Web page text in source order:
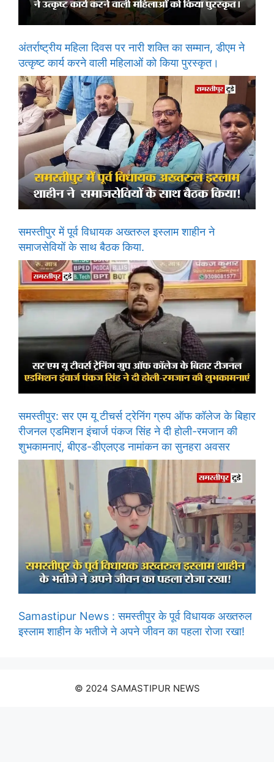
अंतर्राष्ट्रीय महिला दिवस पर नारी शक्ति का सम्मान, डीएम ने
उत्कृष्ट कार्य करने वाली महिलाओं को किया पुरस्कृत।
समस्तीपुर में पूर्व विधायक अख्तरुल इस्लाम शाहीन ने
समाजसेवियों के साथ बैठक किया.
समस्तीपुर: सर एम यू टीचर्स ट्रेनिंग ग्रुप ऑफ कॉलेज के बिहार
रीजनल एडमिशन इंचार्ज पंकज सिंह ने दी होली-रमजान की
शुभकामनाएं, बीएड-डीएलएड नामांकन का सुनहरा अवसर
Samastipur News : समस्तीपुर के पूर्व विधायक अख्तरुल
इस्लाम शाहीन के भतीजे ने अपने जीवन का पहला रोजा रखा!
© 2024 SAMASTIPUR NEWS